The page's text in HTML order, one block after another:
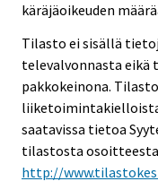
käräjäoikeuden
Tilasto ei sisällä
televalvonnasta eikä
pakkokeinona.
saatavissa tietoa
tilastosta osoitteesta
http://